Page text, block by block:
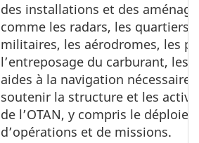
des installations et des
comme les radars, les quartiers
militaires, les aérodromes, les
l’entreposage du carburant, les
aides à la navigation
soutenir la structure et les
de l’OTAN, y compris le
d’opérations et de missions.